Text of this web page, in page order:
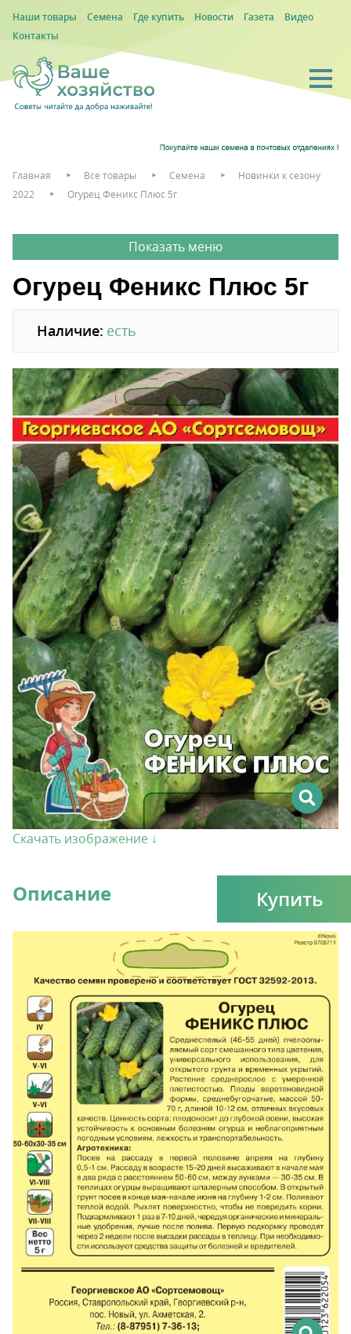
Наши товары Семена Где купить Новости Газета
Видео
Контакты
Главная Все товары Семена
Новинки к сезону
2022
Огурец Феникс Плюс 5г
Огурец Феникс Плюс 5г
Наличие: есть
Скачать изображение ↓
Купить
Описание